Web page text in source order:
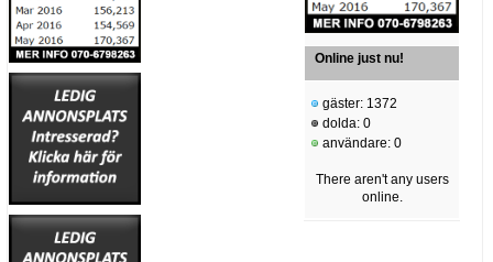
Online just nu!
gäster: 1372
dolda: 0
användare: 0
There aren't any users
online.